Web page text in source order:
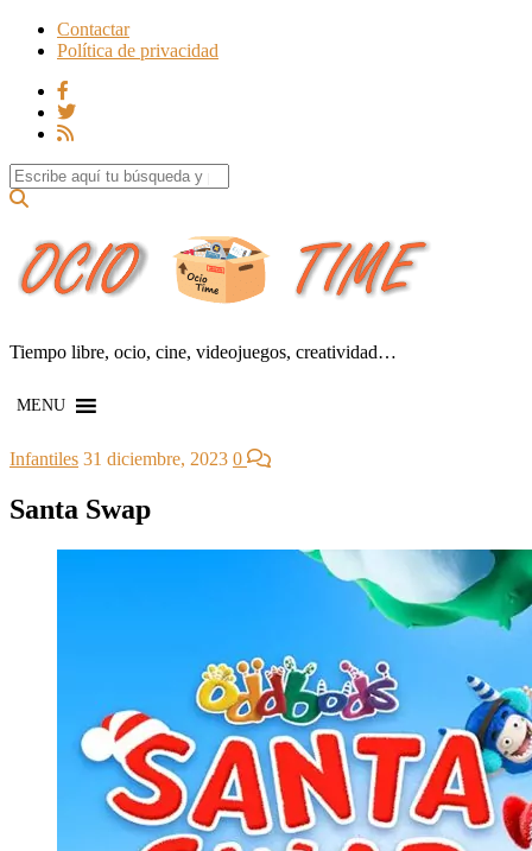
Contactar
Política de privacidad
Search for:
Tiempo libre, ocio, cine, videojuegos, creatividad…
MENU
Infantiles 31 diciembre, 2023 0
Santa Swap